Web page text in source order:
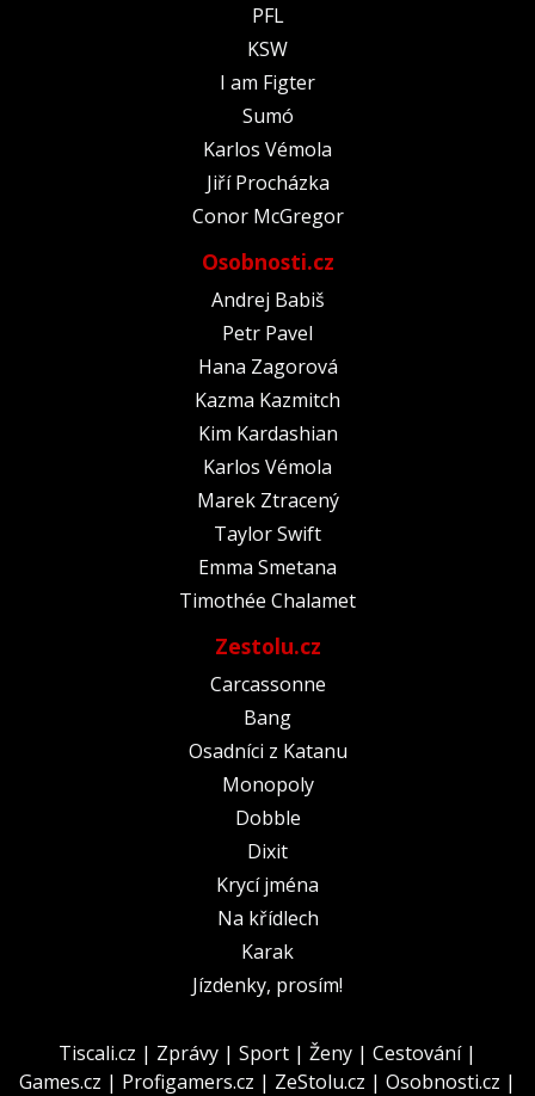
PFL
KSW
I am Figter
Sumó
Karlos Vémola
Jiří Procházka
Conor McGregor
Osobnosti.cz
Andrej Babiš
Petr Pavel
Hana Zagorová
Kazma Kazmitch
Kim Kardashian
Karlos Vémola
Marek Ztracený
Taylor Swift
Emma Smetana
Timothée Chalamet
Zestolu.cz
Carcassonne
Bang
Osadníci z Katanu
Monopoly
Dobble
Dixit
Krycí jména
Na křídlech
Karak
Jízdenky, prosím!
Tiscali.cz | Zprávy | Sport | Ženy | Cestování|
Games.cz | Profigamers.cz | ZeStolu.cz | Osobnosti.cz |